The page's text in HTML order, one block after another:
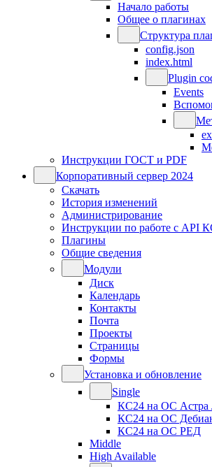
Начало работы
Общее о плагинах
Структура
config.json
index.html
Plugin
Events
Инструкции ГОСТ и PDF
Корпоративный сервер 2024
Скачать
История изменений
Администрирование
Инструкции по работе с API
Плагины
Общие сведения
Модули
Диск
Календарь
Контакты
Почта
Проекты
Страницы
Формы
Установка и обновление
Single
КС24 на ОС Астра
КС24 на ОС
КС24 на ОС РЕД
Middle
High Available